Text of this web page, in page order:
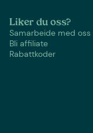
Liker du oss?
Samarbeide med oss
Bli affiliate
Rabattkoder